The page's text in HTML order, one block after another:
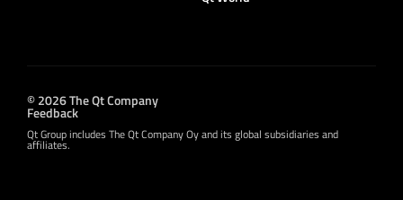
© 2026 The Qt Company
Feedback
Qt Group includes The Qt Company Oy and its global subsidiaries and
affiliates.